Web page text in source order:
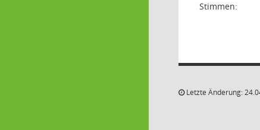
Stimmen:
Letzte Änderung: